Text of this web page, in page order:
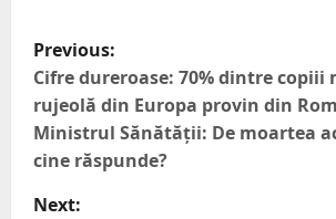
Previous:
Cifre dureroase: 70% dintre copiii
rujeolă din Europa provin din
Ministrul Sănătății: De moartea
cine răspunde?
Next: